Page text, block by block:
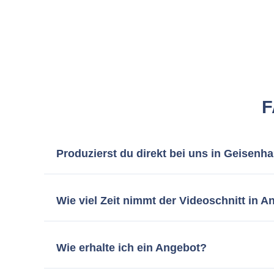
Produzierst du direkt bei uns in
gesamtes Equipment problemlos zu euch ins
Wie viel Zeit nimmt der Videoschnitt in
Kalkulator die Express-Bearbeitung dazu.
Wie erhalte ich ein Angebot?